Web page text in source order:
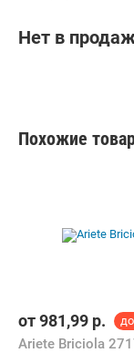
Нет в
Похожие
от981,99 р.
Ariete Briciola